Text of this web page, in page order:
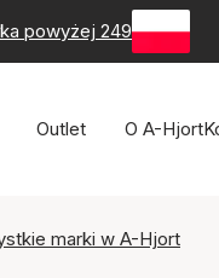
powyżej 249 zł -
Outlet O A-Hjort
marki w A-Hjort